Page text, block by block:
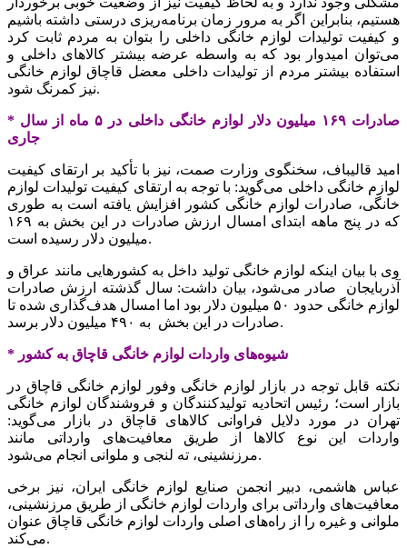
هستیم، بنابراین اگر به مرور زمان برنامه‌ریزی درستی داشته باشیم
و کیفیت تولیدات لوازم خانگی داخلی را بتوان به مردم ثابت کرد
می‌توان امیدوار بود که به واسطه عرضه بیشتر کالاهای داخلی و
استفاده بیشتر مردم از تولیدات داخلی معضل قاچاق لوازم خانگی
نیز کمرنگ شود.
*‌ صادرات‌ ۱۶۹ میلیون دلار لوازم خانگی داخلی در ۵ ماه از سال
جاری
‌امید قالیباف، سخنگوی وزارت صمت، نیز با تأکید بر ارتقای کیفیت
لوازم خانگی داخلی می‌گوید: با توجه به ارتقای کیفیت تولیدات لوازم
خانگی، صادرات لوازم خانگی کشور افزایش یافته است به طوری
که در پنج ماهه ابتدای امسال ارزش صادرات در این بخش به ۱۶۹
میلیون دلار رسیده است.
وی با بیان اینکه لوازم خانگی تولید داخل به کشورهایی مانند عراق و
آذربایجان صادر می‌شود، بیان داشت: سال گذشته ارزش صادرات
لوازم خانگی حدود ۵۰ میلیون دلار بود اما امسال هدف‌گذاری شده تا
صادرات در این بخش به ۴۹۰ میلیون دلار برسد.
* شیوه‌های واردات لوازم خانگی قاچاق به کشور
‌نکته قابل توجه در بازار لوازم خانگی وفور لوازم خانگی قاچاق در
بازار است؛ رئیس اتحادیه تولید‌کنندگان و فروشندگان لوازم خانگی
تهران در مورد دلایل فراوانی کالاهای قاچاق در بازار می‌گوید:
واردات این نوع کالاها از طریق معافیت‌های وارداتی مانند
مرزنشینی، ته لنجی و ملوانی انجام می‌شود.
عباس هاشمی، دبیر انجمن صنایع لوازم خانگی ایران، نیز برخی
معافیت‌های وارداتی برای واردات لوازم خانگی از طریق مرزنشینی،
ملوانی و غیره را از راه‌های اصلی واردات لوازم خانگی قاچاق عنوان
می‌کند.